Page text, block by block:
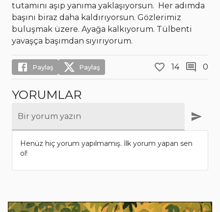
tutamını aşıp yanıma yaklaşıyorsun. Her adımda
başını biraz daha kaldırıyorsun. Gözlerimiz
buluşmak üzere. Ayağa kalkıyorum. Tülbenti
yavaşça başımdan sıyırıyorum.
Paylaş Paylaş 14 0
YORUMLAR
Bir yorum yazın
Henüz hiç yorum yapılmamış. İlk yorum yapan sen
ol!